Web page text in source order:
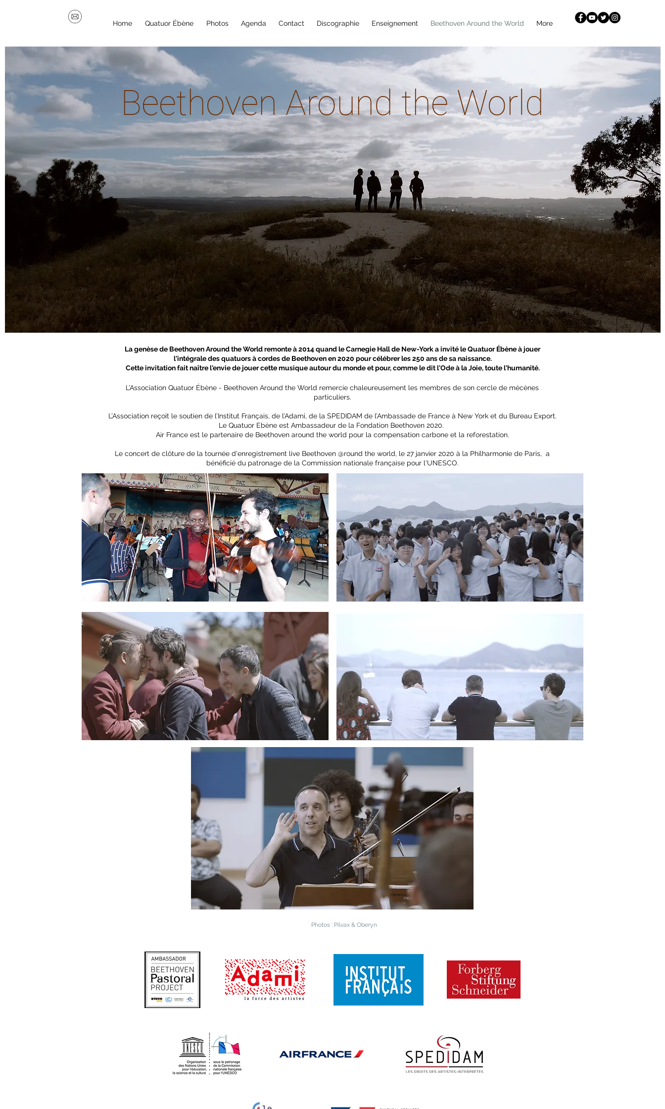
Beethoven Around the World
La genèse de Beethoven Around the World remonte à 2014 quand le Carnegie Hall de New-York a invité le Quatuor Ébène à jouer
l'intégrale des quatuors à cordes de Beethoven en 2020 pour célébrer les 250 ans de sa naissance.
Cette invitation fait naître l'envie de jouer cette musique autour du monde et pour, comme le dit l'Ode à la Joie, toute l'humanité.
L’Association Quatuor Ébène - Beethoven Around the World remercie chaleureusement les membres de son cercle de mécènes
particuliers.
L’Association reçoit le soutien de l’Institut Français, de l’Adami, de la SPEDIDAM de l’Ambassade de France à New York et du Bureau Export.
Le Quatuor Ebène est Ambassadeur de la Fondation Beethoven 2020.
Air France est le partenaire de Beethoven around the world pour la compensation carbone et la reforestation.
Le concert de clôture de la tournée d'enregistrement live Beethoven @round the world, le 27 janvier 2020 à la Philharmonie de Paris, a
bénéficié du patronage de la Commission nationale française pour l'UNESCO.
Photos : Pilvax & Oberyn
Home Quatuor Ébène Photos Agenda Contact Discographie Enseignement Beethoven Around the World More